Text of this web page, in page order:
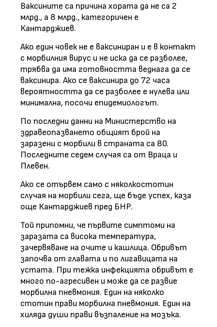
Ваксините са причина хората да не са 2
млрд., а 8 млрд., категоричен е
Кантарджиев.
Ако един човек не е ваксиниран и е в контакт
с морбилния вирус и не иска да се разболее,
трябва да има готовността веднага да се
ваксинира. Ако се ваксинира до 72 часа
вероятността да се разболее е нулева или
минимална, посочи епидемиологът.
По последни данни на Министерство на
здравеопазването общият брой на
заразени с морбили в страната са 80.
Последните седем случая са от Враца и
Плевен.
Ако се отървем само с няколкостотин
случая на морбили сега, ще бъде успех, каза
още Кантарджиев пред БНР.
Той припомни, че първите симптоми на
заразата са висока температура,
зачервяване на очите и кашлица. Обривът
започва от главата и по лигавицата на
устата. При тежка инфекцията обривът е
много по-агресивен и може да се развие
морбилна пневмония. Един на няколко
стотин прави морбилна пневмония. Един на
хиляда души прави възпаление на мозъка.